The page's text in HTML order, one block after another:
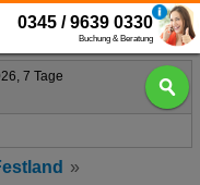
0345 / 9639 0330
Buchung & Beratung
7 Tage